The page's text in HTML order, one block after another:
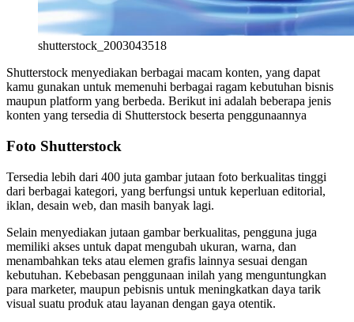
shutterstock_2003043518
Shutterstock menyediakan berbagai macam konten, yang dapat
kamu gunakan untuk memenuhi berbagai ragam kebutuhan bisnis
maupun platform yang berbeda. Berikut ini adalah beberapa jenis
konten yang tersedia di Shutterstock beserta penggunaannya
Foto Shutterstock
Tersedia lebih dari 400 juta gambar jutaan foto berkualitas tinggi
dari berbagai kategori, yang berfungsi untuk keperluan editorial,
iklan, desain web, dan masih banyak lagi.
Selain menyediakan jutaan gambar berkualitas, pengguna juga
memiliki akses untuk dapat mengubah ukuran, warna, dan
menambahkan teks atau elemen grafis lainnya sesuai dengan
kebutuhan. Kebebasan penggunaan inilah yang menguntungkan
para marketer, maupun pebisnis untuk meningkatkan daya tarik
visual suatu produk atau layanan dengan gaya otentik.